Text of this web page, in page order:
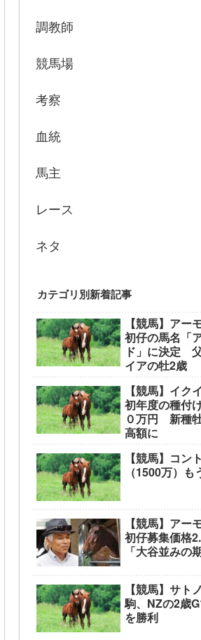
調教師
競馬場
考察
血統
馬主
レース
ネタ
カテゴリ別新着記事
【競馬】アー
初仔の馬名「
ド」に決定
イアの牡2歳
【競馬】イク
初年度の種付
０万円 新種
高額に
【競馬】コン
（1500万）も
【競馬】アー
初仔募集価格
「大谷並みの
【競馬】サト
駒、NZの2歳
を勝利